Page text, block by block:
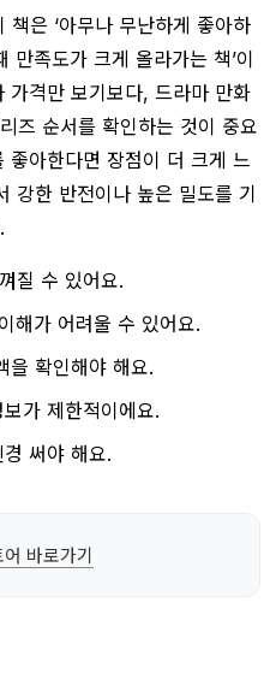
은 ‘아무나 무난하게 좋아하
만족도가 크게 올라가는 책’이
가격만 보기보다, 드라마 만화
즈 순서를 확인하는 것이 중요
좋아한다면 장점이 더 크게 느
강한 반전이나 높은 밀도를 기
질 수 있어요.
해가 어려울 수 있어요.
을 확인해야 해요.
가 제한적이에요.
써야 해요.
바로가기